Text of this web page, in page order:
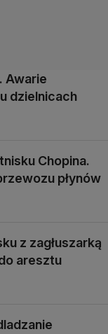
Awarie
dzielnicach
Chopina.
płynów
z zagłuszarką
aresztu